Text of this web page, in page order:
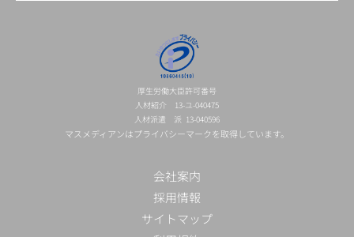
厚生労働大臣許可番号
人材紹介 13-ユ-040475
人材派遣 派 13-040596
マスメディアンはプライバシーマークを取得しています。
会社案内
採用情報
サイトマップ